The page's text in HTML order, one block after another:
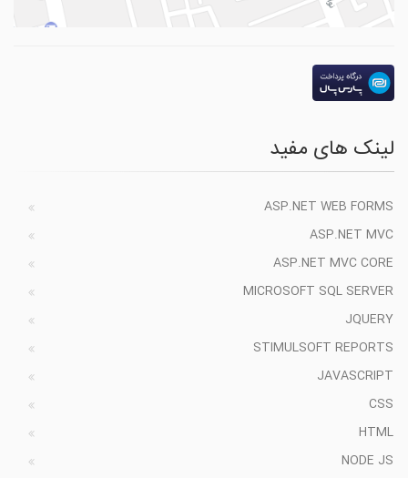
لینک های مفید
ASP.NET WEB FORMS
ASP.NET MVC
ASP.NET MVC CORE
MICROSOFT SQL SERVER
JQUERY
STIMULSOFT REPORTS
JAVASCRIPT
CSS
HTML
NODE JS